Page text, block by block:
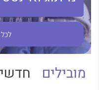
לכל
מובילים